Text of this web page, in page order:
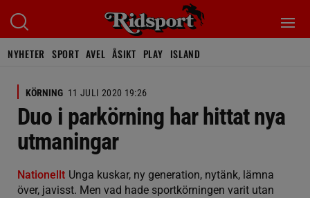
NYHETER SPORT AVEL ÅSIKT PLAY ISLAND
KÖRNING 11 JULI 2020 19:26
Duo i parkörning har hittat nya
utmaningar
Nationellt Unga kuskar, ny generation, nytänk, lämna
över, javisst. Men vad hade sportkörningen varit utan